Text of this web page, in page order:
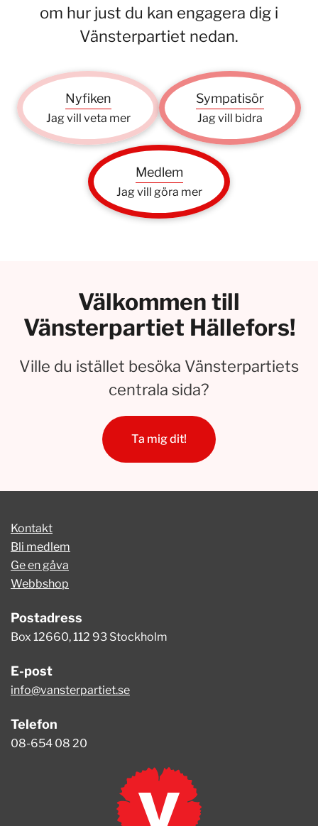
om hur just du kan engagera dig i
Vänsterpartiet nedan.
Nyfiken
Jag vill veta mer
Sympatisör
Jag vill bidra
Medlem
Jag vill göra mer
Välkommen till
Vänsterpartiet Hällefors!
Ville du istället besöka Vänsterpartiets
centrala sida?
Ta mig dit!
Kontakt
Bli medlem
Ge en gåva
Webbshop
Postadress
Box 12660, 112 93 Stockholm
E-post
info@vansterpartiet.se
Telefon
08-654 08 20